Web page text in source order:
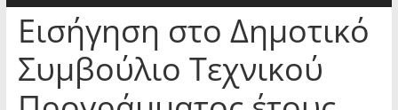
Εισήγηση στο Δημοτικό
Συμβούλιο Τεχνικού